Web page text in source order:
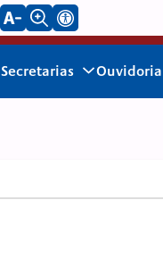
Secretarias Ouvidoria